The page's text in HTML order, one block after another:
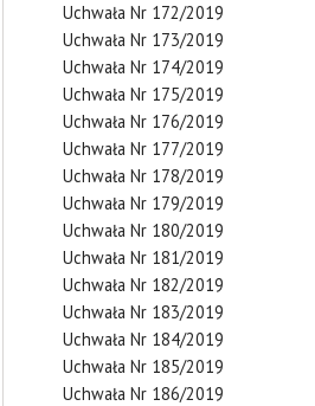
Uchwała Nr 172/2019
Uchwała Nr 173/2019
Uchwała Nr 174/2019
Uchwała Nr 175/2019
Uchwała Nr 176/2019
Uchwała Nr 177/2019
Uchwała Nr 178/2019
Uchwała Nr 179/2019
Uchwała Nr 180/2019
Uchwała Nr 181/2019
Uchwała Nr 182/2019
Uchwała Nr 183/2019
Uchwała Nr 184/2019
Uchwała Nr 185/2019
Uchwała Nr 186/2019